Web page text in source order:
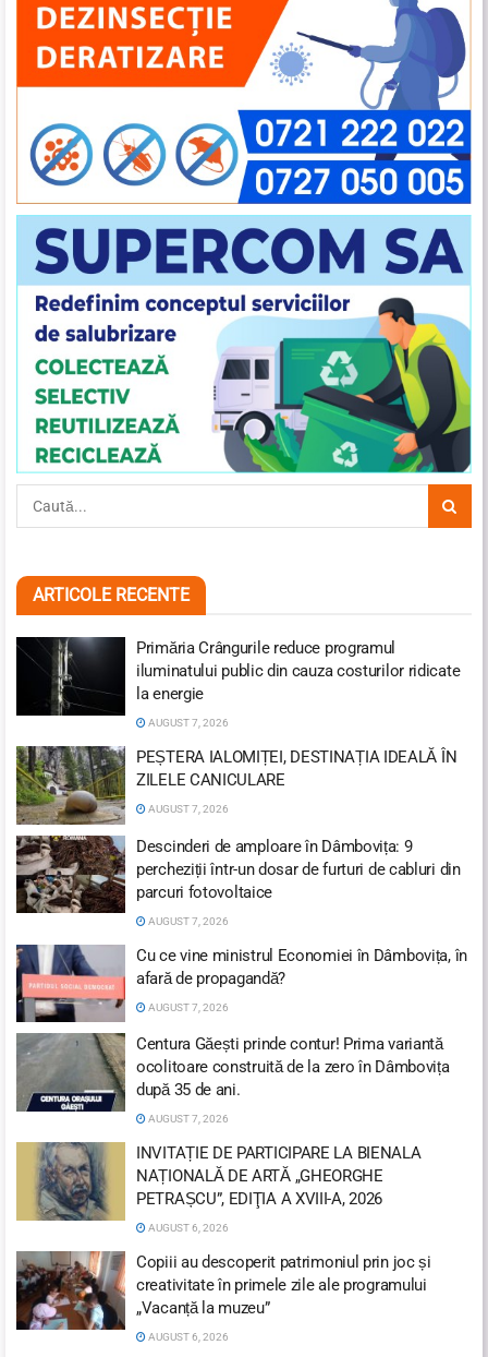
ARTICOLE RECENTE
Primăria Crângurile reduce programul
iluminatului public din cauza costurilor ridicate
la energie
AUGUST 7, 2026
PEȘTERA IALOMIȚEI, DESTINAȚIA IDEALĂ ÎN
ZILELE CANICULARE
AUGUST 7, 2026
Descinderi de amploare în Dâmbovița: 9
percheziții într-un dosar de furturi de cabluri din
parcuri fotovoltaice
AUGUST 7, 2026
Cu ce vine ministrul Economiei în Dâmbovița, în
afară de propagandă?
AUGUST 7, 2026
Centura Găești prinde contur! Prima variantă
ocolitoare construită de la zero în Dâmbovița
după 35 de ani.
AUGUST 7, 2026
INVITAȚIE DE PARTICIPARE LA BIENALA
NAȚIONALĂ DE ARTĂ „GHEORGHE
PETRAȘCU”, EDIŢIA A XVIII-A, 2026
AUGUST 6, 2026
Copiii au descoperit patrimoniul prin joc și
creativitate în primele zile ale programului
„Vacanță la muzeu”
AUGUST 6, 2026